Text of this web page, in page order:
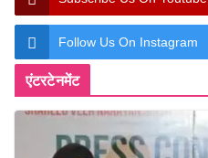
Follow Us On Instagram
एंटरटेनमेंट